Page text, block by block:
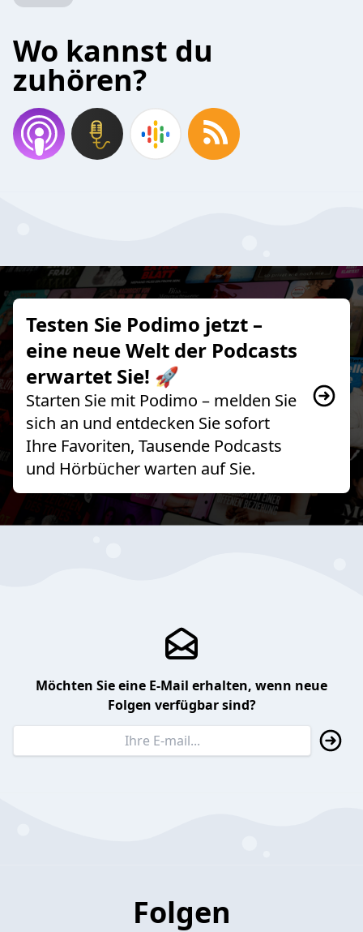
Wo kannst du
zuhören?
Testen Sie Podimo jetzt –
eine neue Welt der Podcasts
erwartet Sie! 🚀
Starten Sie mit Podimo – melden Sie
sich an und entdecken Sie sofort
Ihre Favoriten, Tausende Podcasts
und Hörbücher warten auf Sie.
Möchten Sie eine E-Mail erhalten, wenn neue
Folgen verfügbar sind?
Folgen